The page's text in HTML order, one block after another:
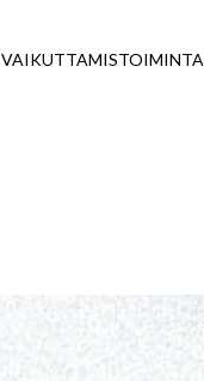
VAIKUTTAMISTOIMINTA